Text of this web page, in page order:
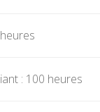
: 100 heures